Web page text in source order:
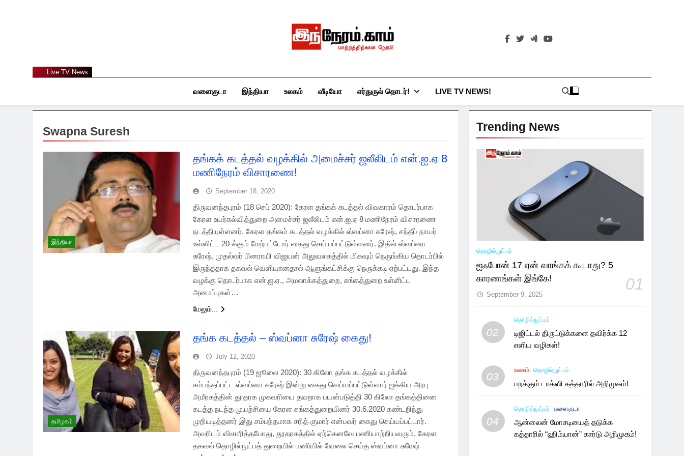
Live TV News இந்நேரம்.காம்
வளைகுடா இந்தியா உலகம் வீடியோ எர்துருல் தொடர்! LIVE TV NEWS!
Swapna Suresh
இந்தியா
தங்கக் கடத்தல் வழக்கில் அமைச்சர் ஜலீலிடம் என்.ஐ.ஏ 8
மணிநேரம் விசாரணை!
September 18, 2020
திருவனந்தபுரம் (18 செப் 2020): கேரள தங்கக் கடத்தல் விவகாரம் தொடர்பாக
கேரள உயர்கல்வித்துறை அமைச்சர் ஜலீலிடம் என்.ஐ.ஏ 8 மணிநேரம் விசாரணை
நடத்தியுள்ளனர். கேரள தங்கம் கடத்தல் வழக்கில் ஸ்வப்னா சுரேஷ், சந்தீப் நாயர்
உள்ளிட்ட 20-க்கும் மேற்பட்டோர் கைது செய்யப்பட்டுள்ளனர். இதில் ஸ்வப்னா
சுரேஷ், முதல்வர் பினராயி விஜயன் அலுவலகத்தில் மிகவும் நெருங்கிய தொடர்பில்
இருந்ததாக தகவல் வெளியானதால் ஆளுங்கட்சிக்கு நெருக்கடி ஏற்பட்டது. இந்த
வழக்கு தொடர்பாக என்.ஐ.ஏ., அமலாக்கத்துறை, சுங்கத்துறை உள்ளிட்ட
அமைப்புகள்…
மேலும்...
தமிழகம்
தங்க கடத்தல் – ஸ்வப்னா சுரேஷ் கைது!
July 12, 2020
திருவனந்தபுரம் (19 ஜூலை 2020): 30 கிலோ தங்க கடத்தல் வழக்கில்
சம்பந்தப்பட்ட ஸ்வப்னா சுரேஷ் இன்று கைது செய்யப்பட்டுள்ளார் ஐக்கிய அரபு
அமீரகத்தின் தூதரக முகவரியை தவறாக பயன்படுத்தி 30 கிலோ தங்கத்தினை
கடத்த நடந்த முயற்சியை கேரள சுங்கத்துறையினர் 30.6.2020 கண்டறிந்து
முறியடித்தனர் இது சம்பந்தமாக சரித் குமார் என்பவர் கைது செய்யப்பட்டார்.
அவரிடம் விசாரித்தபோது, தூதரகத்தில் ஏற்கெனவே பணியாற்றியவரும், கேரள
தகவல் தொழில்நுட்பத் துறையில் பணியில் வேலை செய்த ஸ்வப்னா சுரேஷ்
Trending News
தொழில்நுட்பம்
ஐஃபோன் 17 ஏன் வாங்கக் கூடாது? 5
காரணங்கள் இங்கே!
01
September 9, 2025
02
தொழில்நுட்பம்
டிஜிட்டல் திருட்டுக்களை தவிர்க்க 12
எளிய வழிகள்!
03
உலகம் தொழில்நுட்பம்
பறக்கும் டாக்ஸி கத்தாரில் அறிமுகம்!
04
தொழில்நுட்பம் வளைகுடா
ஆன்லைன் மோசடியைத் தடுக்க
கத்தாரில் “ஹிம்யான்” கார்டு அறிமுகம்!